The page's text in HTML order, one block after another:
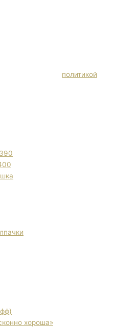
политикой
хороша»